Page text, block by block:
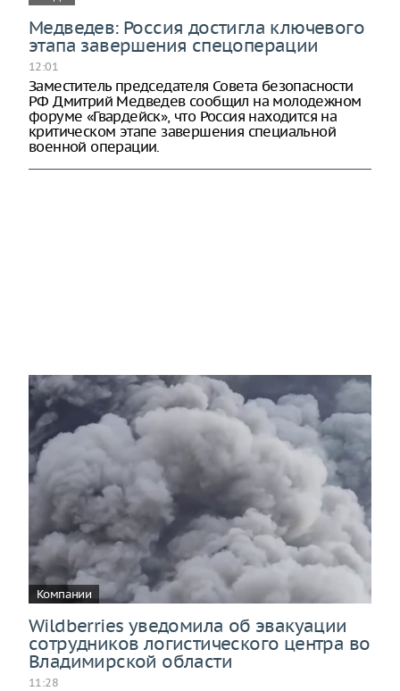
Медведев: Россия достигла ключевого
этапа завершения спецоперации
12:01
Заместитель председателя Совета безопасности
РФ Дмитрий Медведев сообщил на молодежном
форуме «Гвардейск», что Россия находится на
критическом этапе завершения специальной
военной операции.
Компании
Wildberries уведомила об эвакуации
сотрудников логистического центра во
Владимирской области
11:28